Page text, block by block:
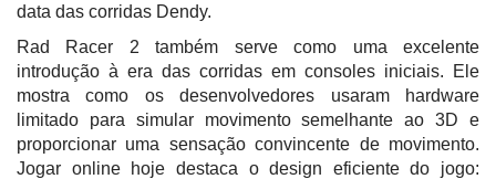
data das corridas Dendy.
Rad Racer 2 também serve como uma excelente
introdução à era das corridas em consoles iniciais. Ele
mostra como os desenvolvedores usaram hardware
limitado para simular movimento semelhante ao 3D e
proporcionar uma sensação convincente de movimento.
Jogar online hoje destaca o design eficiente do jogo: